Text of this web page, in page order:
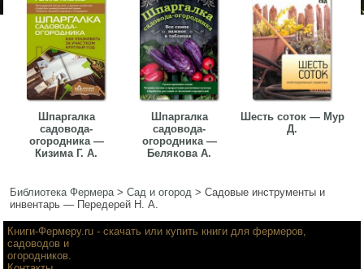
Шпаргалка
садовода-
огородника —
Кизима Г. А.
Шпаргалка
садовода-
огородника —
Белякова А.
Шесть соток — Мур
Д.
Библиотека Фермера>Сад и огород >Садовые инструменты и
инвентарь — Передерей Н. А.
Книги-Фермеру.ru - скачать или купить книги для фермеров,
садоводов и
огородников.